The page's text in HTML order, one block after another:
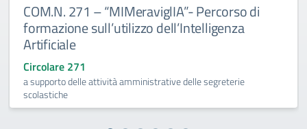
COM.N. 271 – “MIMeraviglIA”- Percorso di
formazione sull’utilizzo dell’Intelligenza
Artificiale
Circolare 271
a supporto delle attività amministrative delle segreterie
scolastiche